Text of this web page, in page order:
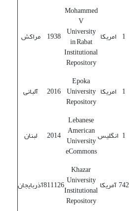
1 امریکا
Mohammed
V
University
in Rabat
Institutional
Repository
1938 مراکش
1 امریکا
Epoka
University
Repository
2016 آلبانی
1 انگلیس
Lebanese
American
University
eCommons
2014 لبنان
742 آمریکا
Khazar
University
Institutional
Repository
811126آذربایجان